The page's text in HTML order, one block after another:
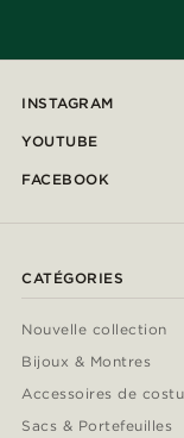
INSTAGRAM
YOUTUBE
FACEBOOK
CATÉGORIES
Nouvelle collection
Bijoux & Montres
Accessoires de
Sacs & Portefeuilles